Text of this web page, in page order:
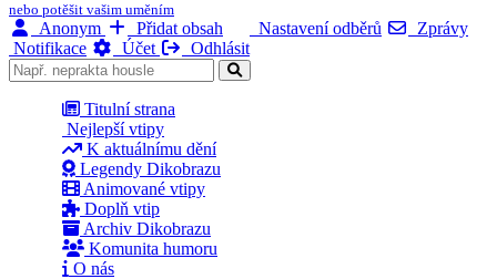
nebo potěšit vašim uměním
Anonym Přidat obsah Nastavení odběrů
Zprávy
Notifikace
Účet Odhlásit
Titulní strana
Nejlepší vtipy
K aktuálnímu dění
Legendy Dikobrazu
Animované vtipy
Doplň vtip
Archiv Dikobrazu
Komunita humoru
O nás